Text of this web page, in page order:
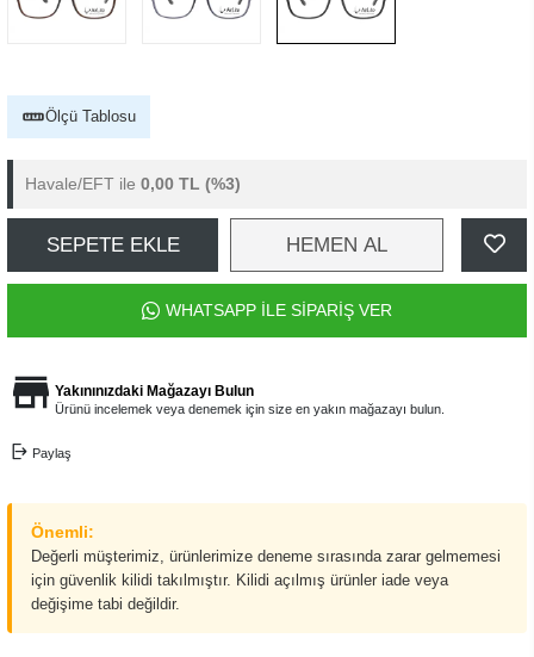
Ölçü Tablosu
Havale/EFT ile 0,00 TL (%3)
SEPETE EKLE HEMEN AL
WHATSAPP İLE SİPARİŞ VER
Yakınınızdaki Mağazayı Bulun
Ürünü incelemek veya denemek için size en yakın mağazayı bulun.
Paylaş
Önemli:
Değerli müşterimiz, ürünlerimize deneme sırasında zarar gelmemesi
için güvenlik kilidi takılmıştır. Kilidi açılmış ürünler iade veya
değişime tabi değildir.